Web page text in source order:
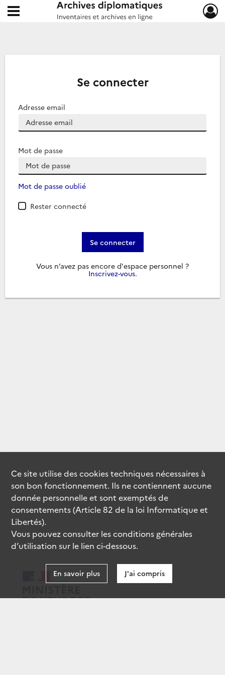
Archives diplomatiques
Ouvrir le menu déroulant
Se connecter
Adresse email
Mot de passe
Mot de passe oublié
Rester connecté
Se connecter
Vous n’avez pas encore d'espace personnel ?
Inscrivez-vous.
Ce site utilise descookiestechniques nécessaires à
son bon fonctionnement. Ils ne contiennent aucune
donnée personnelle et sont exemptés de
consentements (Article 82 de la loi Informatique et
Libertés).
Vous pouvez consulter les conditions générales
d’utilisation sur le lien ci-dessous.
En savoir plus J'ai compris